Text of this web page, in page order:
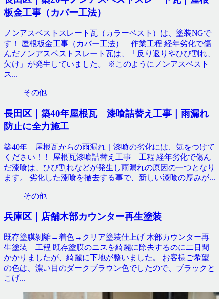
板金工事（カバー工法）
ノンアスベストスレート瓦（カラーベスト）は、塗装NGで
す！ 屋根板金工事（カバー工法） 作業工程 経年劣化で傷
んだノンアスベストスレート瓦は、「反り返りやひび割れ、
欠け」が発生していました。 ※このようにノンアスベスト
ス...
その他
長田区｜築40年屋根瓦 漆喰詰替え工事｜雨漏れ
防止に全力施工
築40年 屋根瓦からの雨漏れ｜漆喰の劣化には、気をつけて
ください！！ 屋根瓦漆喰詰替え工事 工程 経年劣化で傷ん
だ漆喰は、ひび割れなどが発生し雨漏れの原因の一つとなり
ます。 劣化した漆喰を撤去する事で、新しい漆喰の厚みが...
その他
兵庫区｜店舗木部カウンター再生塗装
既存塗膜剝離→着色→クリア塗装仕上げ 木部カウンター再
生塗装 工程 既存塗膜のニスを綺麗に除去するのに二日間
かかりましたが、綺麗に下地が整いました。 お客様ご希望
の色は、濃い目のダークブラウン色でしたので、ブラックと
こげ...